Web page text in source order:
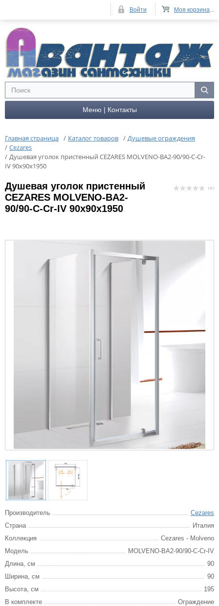
Меню | Контакты
Главная страница / Каталог товаров / Душевые ограждения
/ Cezares
/ Душевая уголок пристенный CEZARES MOLVENO-BA2-90/90-C-Cr-
IV 90x90x1950
Душевая уголок пристенный
CEZARES MOLVENO-BA2-
90/90-C-Cr-IV 90x90x1950
( 0 )
Производитель
Cezares
Страна
Италия
Коллекция
Cezares - Molveno
Модель
MOLVENO-BA2-90/90-C-Cr-IV
Длина, см
90
Ширина, см
90
Высота, см
195
В комплекте
Ограждение
Моя корзина...
Войти